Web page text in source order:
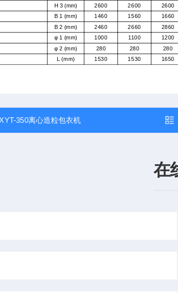
H 3 (mm) 2600 2600 2600
B 1 (mm) 1460 1560 1660
B 2 (mm) 2460 2660 2860
φ 1 (mm) 1000 1100 1200
φ 2 (mm) 280 280 280
L (mm) 1530 1530 1650
XYT-350离心造粒包衣机
在